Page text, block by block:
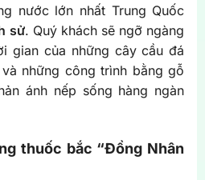
nước lớn nhất Trung Quốc
sử. Quý khách sẽ ngỡ ngàng
gian của những cây cầu đá
những công trình bằng gỗ
ánh nếp sống hàng ngàn
thuốc bắc “Đồng Nhân